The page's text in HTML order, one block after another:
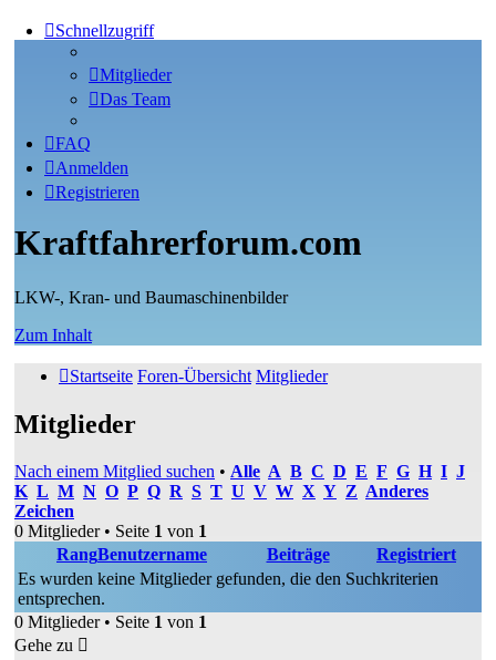
Schnellzugriff
Mitglieder
Das Team
FAQ
Anmelden
Registrieren
Kraftfahrerforum.com
LKW-, Kran- und Baumaschinenbilder
Zum Inhalt
Startseite Foren-Übersicht Mitglieder
Mitglieder
Nach einem Mitglied suchen • Alle A B C D E F G H I J
K L M N O P Q R S T U V W X Y Z Anderes
Zeichen
0 Mitglieder • Seite 1 von 1
RangBenutzername Beiträge
Registriert
Es wurden keine Mitglieder gefunden, die den Suchkriterien
entsprechen.
0 Mitglieder • Seite 1 von 1
Gehe zu